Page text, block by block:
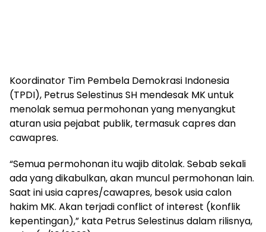
Koordinator Tim Pembela Demokrasi Indonesia
(TPDI), Petrus Selestinus SH mendesak MK untuk
menolak semua permohonan yang menyangkut
aturan usia pejabat publik, termasuk capres dan
cawapres.
“Semua permohonan itu wajib ditolak. Sebab sekali
ada yang dikabulkan, akan muncul permohonan lain.
Saat ini usia capres/cawapres, besok usia calon
hakim MK. Akan terjadi conflict of interest (konflik
kepentingan),” kata Petrus Selestinus dalam rilisnya,